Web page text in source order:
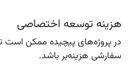
هزینه توسعه اختصاصی
در پروژه‌های پیچیده ممکن است
سفارشی هزینه‌بر باشد.